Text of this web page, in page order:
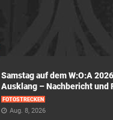
Samstag auf dem W:O:A
Ausklang – Nachbericht und
FOTOSTRECKEN
Aug. 8, 2026